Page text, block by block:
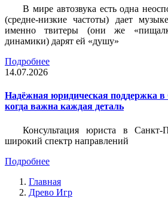
В мире автозвука есть одна
(средне-низкие частоты) дает
именно твитеры (они же
динамики) дарят ей «душу»
Подробнее
14.07.2026
Надёжная юридическая поддержка в
когда важна каждая деталь
Консультация юриста в Санкт-
широкий спектр направлений
Подробнее
Главная
Древо Игр